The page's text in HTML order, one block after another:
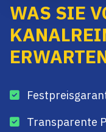
WAS SIE
Transparente